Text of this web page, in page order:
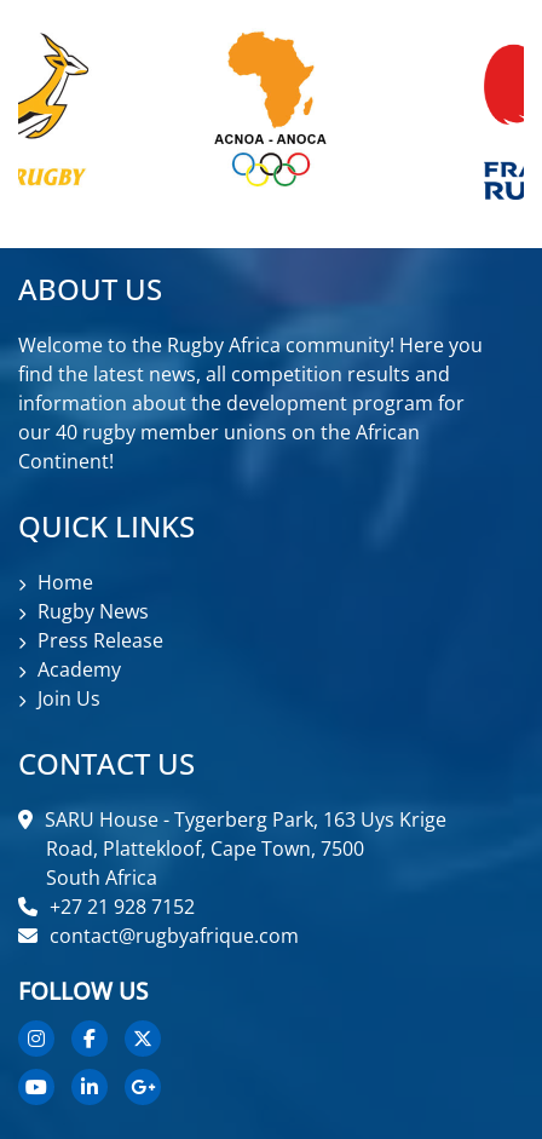
ABOUT US
Welcome to the Rugby Africa community! Here you
find the latest news, all competition results and
information about the development program for
our 40 rugby member unions on the African
Continent!
QUICK LINKS
Home
Rugby News
Press Release
Academy
Join Us
CONTACT US
SARU House - Tygerberg Park, 163 Uys Krige
Road, Plattekloof, Cape Town, 7500
South Africa
+27 21 928 7152
contact@rugbyafrique.com
FOLLOW US